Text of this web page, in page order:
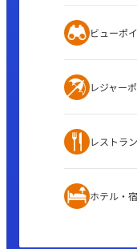
ビューポ
レジャー
レストラン
ホテル・